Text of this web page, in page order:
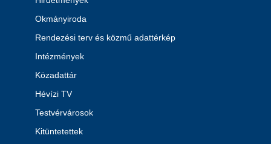
Okmányiroda
Rendezési terv és közmű adattérkép
Intézmények
Közadattár
Hévízi TV
Testvérvárosok
Kitüntetettek